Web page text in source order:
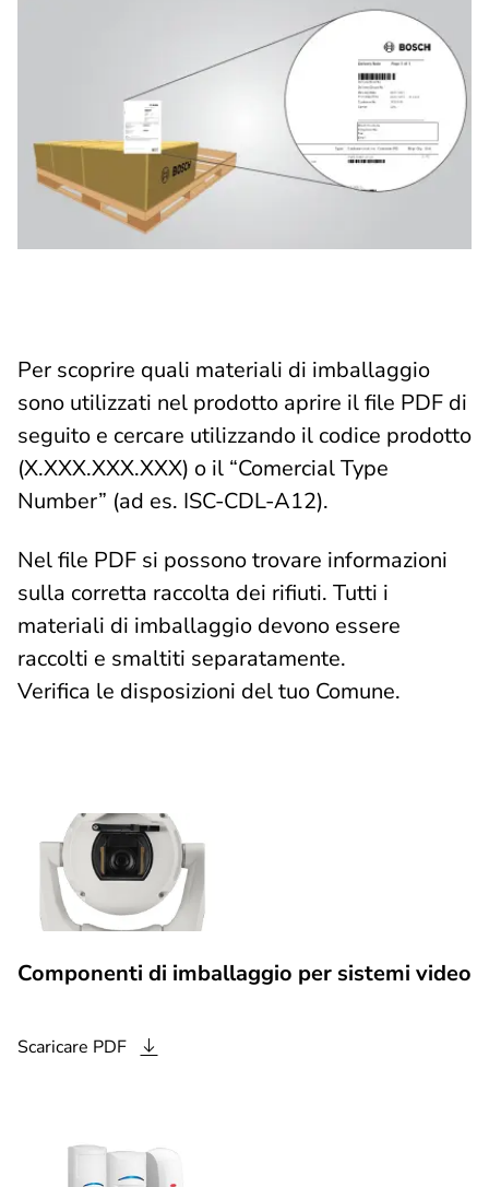
Per scoprire quali materiali di imballaggio
sono utilizzati nel prodotto aprire il file PDF di
seguito e cercare utilizzando il codice prodotto
(X.XXX.XXX.XXX) o il “Comercial Type
Number” (ad es. ISC-CDL-A12).
Nel file PDF si possono trovare informazioni
sulla corretta raccolta dei rifiuti. Tutti i
materiali di imballaggio devono essere
raccolti e smaltiti separatamente.
Verifica le disposizioni del tuo Comune.
Componenti di imballaggio per sistemi video
Scaricare PDF